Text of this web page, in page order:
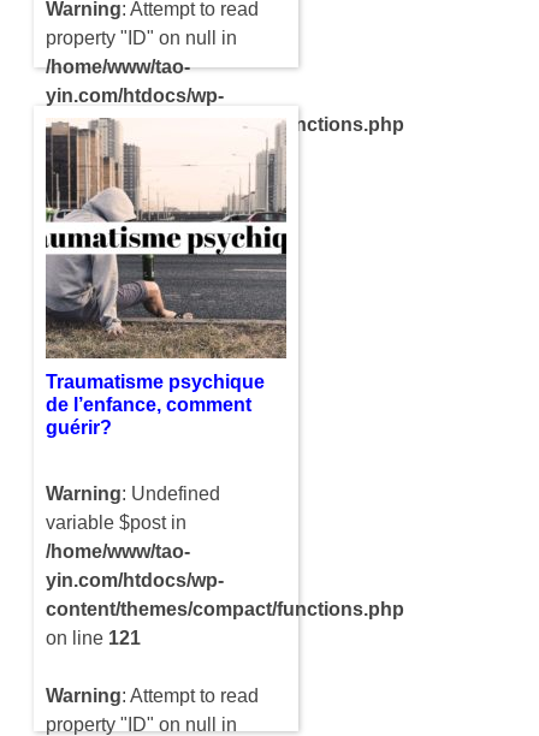
Warning: Attempt to read
property "ID" on null in
/home/www/tao-
yin.com/htdocs/wp-
content/themes/compact/functions.php
on line121
Le stress et la fatigue
chronique sont des
maladies qui ne sont pas
toujours très simples à
détecter. Ces dernières
touchent de plus en plus…
Traumatisme psychique
de l’enfance, comment
guérir?
Warning: Undefined
variable $post in
/home/www/tao-
yin.com/htdocs/wp-
content/themes/compact/functions.php
on line 121
Warning: Attempt to read
property "ID" on null in